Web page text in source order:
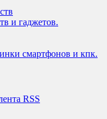
и гаджетов.
смартфонов и кпк.